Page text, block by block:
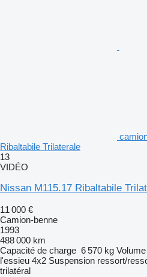
Ribaltabile Trilaterale
13
VIDÉO
Nissan M115.17 Ribaltabile
11 000 €
Camion-benne
1993
488 000 km
Capacité de charge 6 570 kg Volume
l'essieu 4x2 Suspension ressort/
trilatéral